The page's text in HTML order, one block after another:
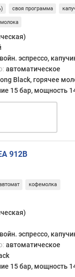
своя программа
эспрессо,
автоматическое
Black, горячее
15 бар, мощность
912B
кофемолка
эспрессо,
автоматическое
15 бар, мощность